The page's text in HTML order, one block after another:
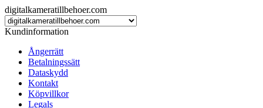
digitalkameratillbehoer.com
Kundinformation
Ångerrätt
Betalningssätt
Dataskydd
Kontakt
Köpvillkor
Legals